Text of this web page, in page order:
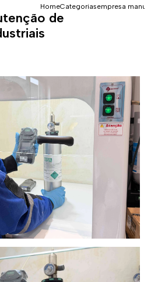
HomeCategoriasempresa
de